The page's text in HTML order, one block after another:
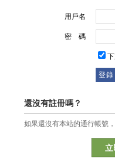
用戶名
密 碼
還沒有註冊嗎？
如果還沒有本站的通行帳號